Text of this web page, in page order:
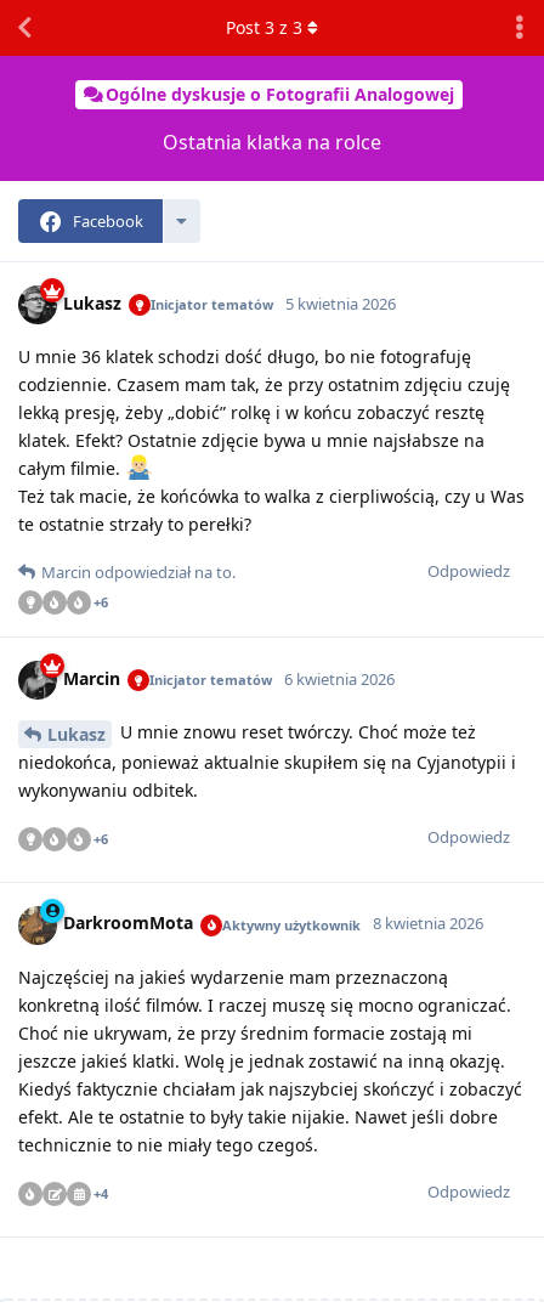
Ogólne dyskusje o Fotografii Analogowej
Ostatnia klatka na rolce
Facebook
Post 3 z 3
Lukasz Inicjator tematów 5 kwietnia 2026
​U mnie 36 klatek schodzi dość długo, bo nie fotografuję
codziennie. Czasem mam tak, że przy ostatnim zdjęciu czuję
lekką presję, żeby „dobić” rolkę i w końcu zobaczyć resztę
klatek. Efekt? Ostatnie zdjęcie bywa u mnie najsłabsze na
całym filmie.
​Też tak macie, że końcówka to walka z cierpliwością, czy u Was
te ostatnie strzały to perełki?
Odpowiedz
Marcin odpowiedział na to.
+6
Marcin Inicjator tematów 6 kwietnia 2026
Lukasz
U mnie znowu reset twórczy. Choć może też
niedokońca, ponieważ aktualnie skupiłem się na Cyjanotypii i
wykonywaniu odbitek.
Odpowiedz
+6
DarkroomMota Aktywny użytkownik 8 kwietnia 2026
Najczęściej na jakieś wydarzenie mam przeznaczoną
konkretną ilość filmów. I raczej muszę się mocno ograniczać.
Choć nie ukrywam, że przy średnim formacie zostają mi
jeszcze jakieś klatki. Wolę je jednak zostawić na inną okazję.
Kiedyś faktycznie chciałam jak najszybciej skończyć i zobaczyć
efekt. Ale te ostatnie to były takie nijakie. Nawet jeśli dobre
technicznie to nie miały tego czegoś.
Odpowiedz
+4